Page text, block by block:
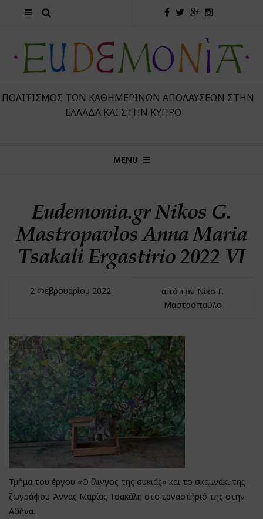
ΤΩΝ ΚΑΘΗΜΕΡΙΝΏΝ ΑΠΟΛΑΎΣΕΩΝ ΣΤΗΝ
ΕΛΛΆΔΑ ΚΑΙ ΣΤΗΝ ΚΎΠΡΟ
MENU
Eudemonia.gr Nikos G.
Mastropavlos Anna Maria
Tsakali Ergastirio 2022 VI
2 Φεβρουαρίου 2022
από τον Νίκο Γ.
Μαστροπαύλο
Τμήμα του έργου «Ο ίλιγγος της συκιάς» και το σκαμνάκι της
ζωγράφου Άννας Μαρίας Τσακάλη στο εργαστήριό της στην
Αθήνα.